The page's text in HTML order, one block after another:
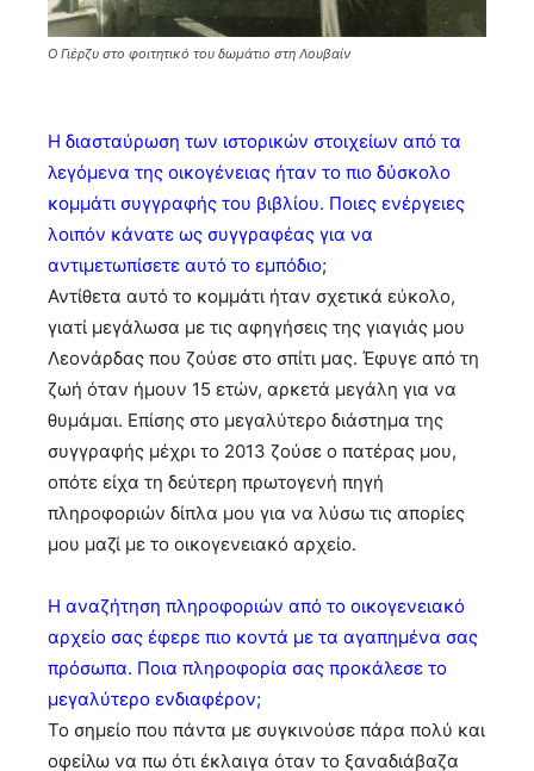
O Γιέρζυ στο φοιτητικό του δωμάτιο στη Λουβαίν
Η διασταύρωση των ιστορικών στοιχείων από τα
λεγόμενα της οικογένειας ήταν το πιο δύσκολο
κομμάτι συγγραφής του βιβλίου. Ποιες ενέργειες
λοιπόν κάνατε ως συγγραφέας για να
αντιμετωπίσετε αυτό το εμπόδιο;
Αντίθετα αυτό το κομμάτι ήταν σχετικά εύκολο,
γιατί μεγάλωσα με τις αφηγήσεις της γιαγιάς μου
Λεονάρδας που ζούσε στο σπίτι μας. Έφυγε από τη
ζωή όταν ήμουν 15 ετών, αρκετά μεγάλη για να
θυμάμαι. Επίσης στο μεγαλύτερο διάστημα της
συγγραφής μέχρι το 2013 ζούσε ο πατέρας μου,
οπότε είχα τη δεύτερη πρωτογενή πηγή
πληροφοριών δίπλα μου για να λύσω τις απορίες
μου μαζί με το οικογενειακό αρχείο.
Η αναζήτηση πληροφοριών από το οικογενειακό
αρχείο σας έφερε πιο κοντά με τα αγαπημένα σας
πρόσωπα. Ποια πληροφορία σας προκάλεσε το
μεγαλύτερο ενδιαφέρον;
Το σημείο που πάντα με συγκινούσε πάρα πολύ και
οφείλω να πω ότι έκλαιγα όταν το ξαναδιάβαζα